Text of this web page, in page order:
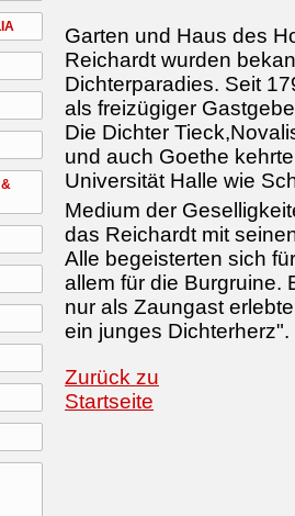
Garten und Haus des
Reichardt wurden
Dichterparadies. Seit
als freizügiger
Die Dichter
und auch Goethe
Universität Halle wie
Medium der
das Reichardt mit
Alle begeisterten sich
allem für die Burgruine.
nur als Zaungast
ein junges Dichterherz".
Zurück zu
Startseite